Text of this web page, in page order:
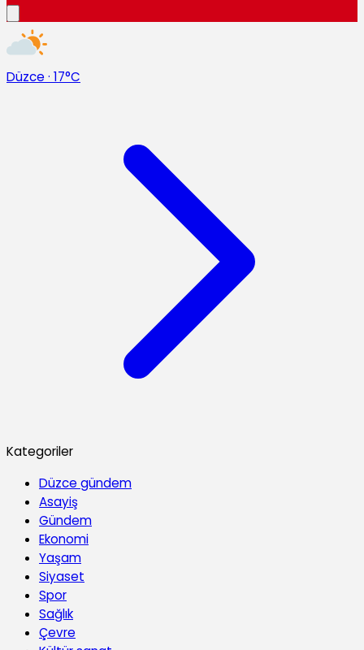
Düzce · 17°C
Kategoriler
Düzce gündem
Asayiş
Gündem
Ekonomi
Yaşam
Siyaset
Spor
Sağlık
Çevre